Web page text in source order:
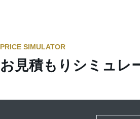
PRICE SIMULATOR
お見積もりシミュレ